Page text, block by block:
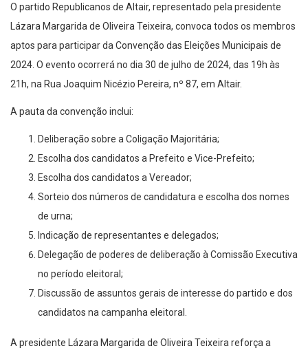
O partido Republicanos de Altair, representado pela presidente
Lázara Margarida de Oliveira Teixeira, convoca todos os membros
aptos para participar da Convenção das Eleições Municipais de
2024. O evento ocorrerá no dia 30 de julho de 2024, das 19h às
21h, na Rua Joaquim Nicézio Pereira, nº 87, em Altair.
A pauta da convenção inclui:
Deliberação sobre a Coligação Majoritária;
Escolha dos candidatos a Prefeito e Vice-Prefeito;
Escolha dos candidatos a Vereador;
Sorteio dos números de candidatura e escolha dos nomes
de urna;
Indicação de representantes e delegados;
Delegação de poderes de deliberação à Comissão Executiva
no período eleitoral;
Discussão de assuntos gerais de interesse do partido e dos
candidatos na campanha eleitoral.
A presidente Lázara Margarida de Oliveira Teixeira reforça a